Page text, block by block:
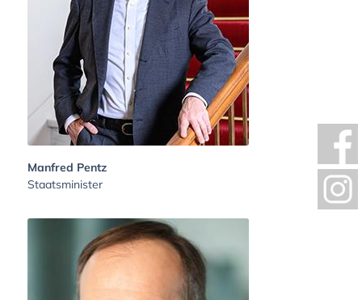
Manfred Pentz
Staatsminister